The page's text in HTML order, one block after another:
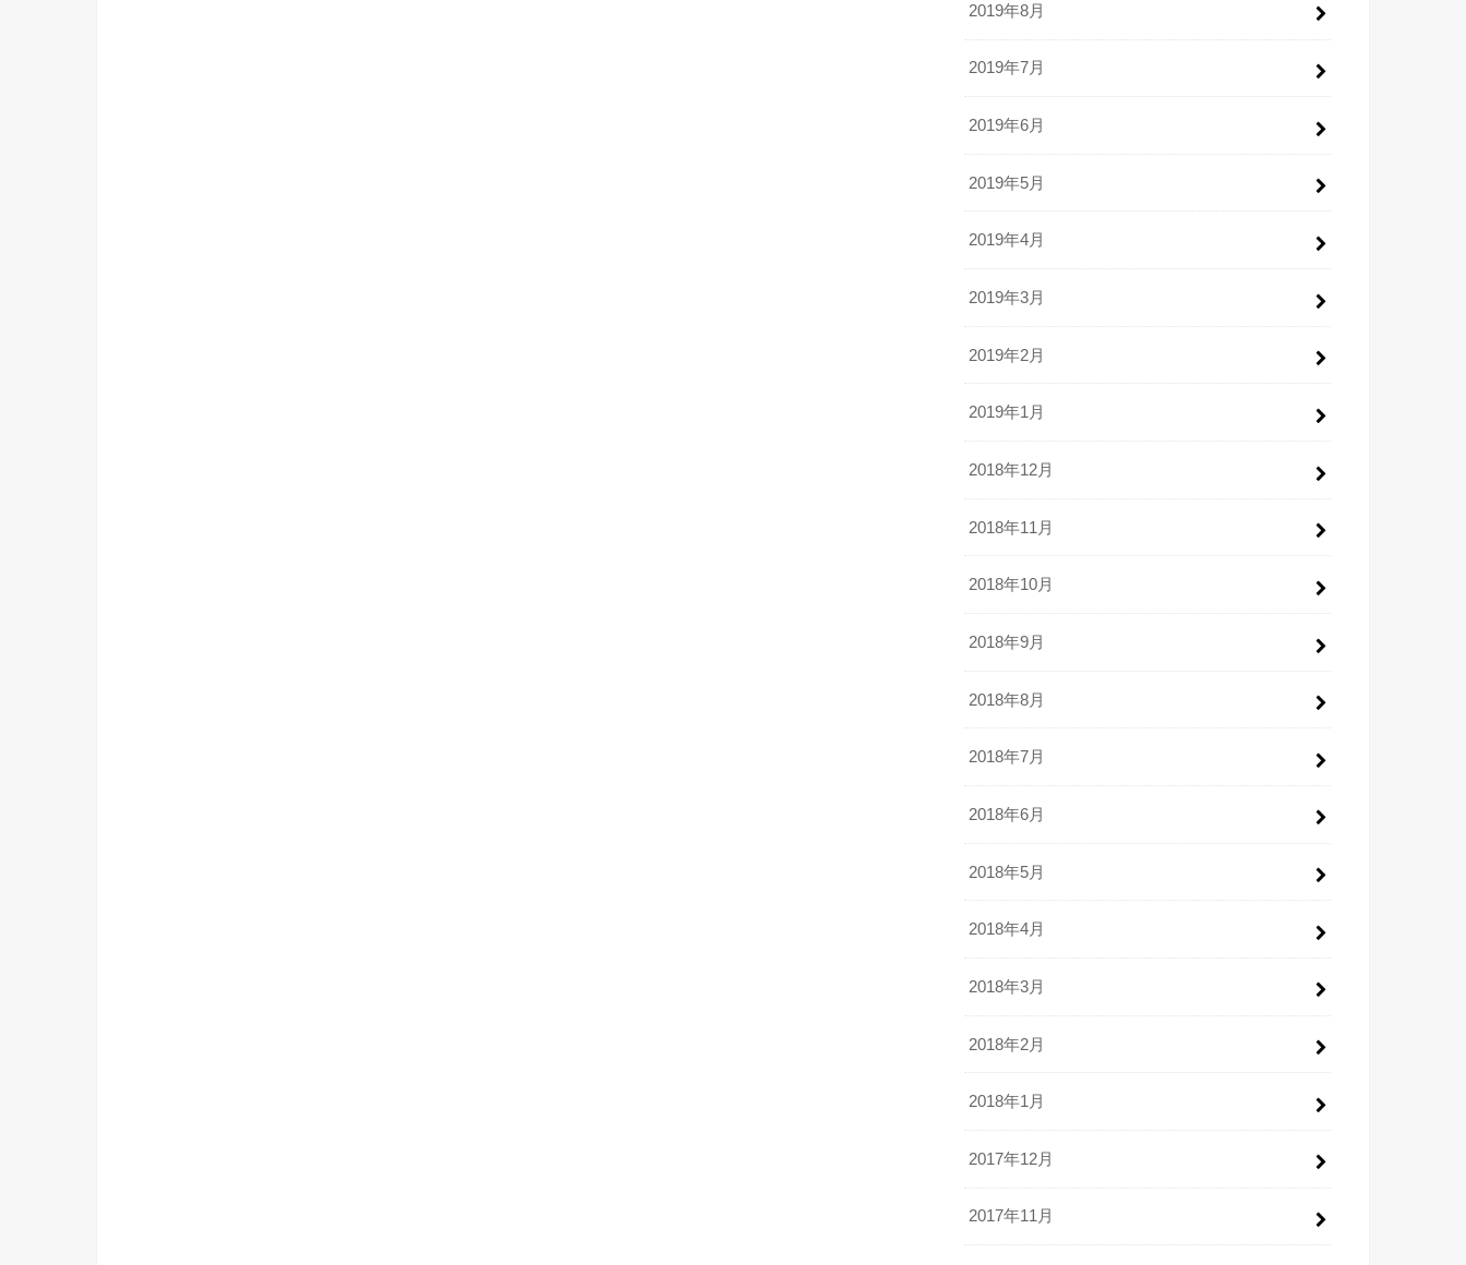
2019年8月
2019年7月
2019年6月
2019年5月
2019年4月
2019年3月
2019年2月
2019年1月
2018年12月
2018年11月
2018年10月
2018年9月
2018年8月
2018年7月
2018年6月
2018年5月
2018年4月
2018年3月
2018年2月
2018年1月
2017年12月
2017年11月